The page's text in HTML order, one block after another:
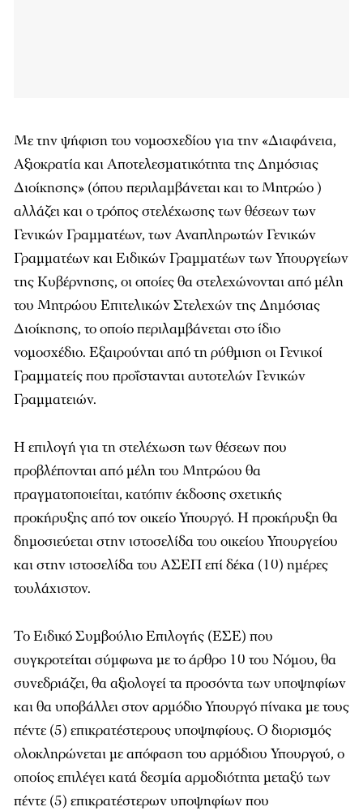
Με την ψήφιση του νομοσχεδίου για την «Διαφάνεια,
Αξιοκρατία και Αποτελεσματικότητα της Δημόσιας
Διοίκησης» (όπου περιλαμβάνεται και το Μητρώο )
αλλάζει και ο τρόπος στελέχωσης των θέσεων των
Γενικών Γραμματέων, των Αναπληρωτών Γενικών
Γραμματέων και Ειδικών Γραμματέων των Υπουργείων
της Κυβέρνησης, οι οποίες θα στελεχώνονται από μέλη
του Μητρώου Επιτελικών Στελεχών της Δημόσιας
Διοίκησης, το οποίο περιλαμβάνεται στο ίδιο
νομοσχέδιο. Εξαιρούνται από τη ρύθμιση οι Γενικοί
Γραμματείς που προΐστανται αυτοτελών Γενικών
Γραμματειών.
Η επιλογή για τη στελέχωση των θέσεων που
προβλέπονται από μέλη του Μητρώου θα
πραγματοποιείται, κατόπιν έκδοσης σχετικής
προκήρυξης από τον οικείο Υπουργό. Η προκήρυξη θα
δημοσιεύεται στην ιστοσελίδα του οικείου Υπουργείου
και στην ιστοσελίδα του ΑΣΕΠ επί δέκα (10) ημέρες
τουλάχιστον.
Το Ειδικό Συμβούλιο Επιλογής (ΕΣΕ) που
συγκροτείται σύμφωνα με το άρθρο 10 του Νόμου, θα
συνεδριάζει, θα αξιολογεί τα προσόντα των υποψηφίων
και θα υποβάλλει στον αρμόδιο Υπουργό πίνακα με τους
πέντε (5) επικρατέστερους υποψηφίους. Ο διορισμός
ολοκληρώνεται με απόφαση του αρμόδιου Υπουργού, ο
οποίος επιλέγει κατά δεσμία αρμοδιότητα μεταξύ των
πέντε (5) επικρατέστερων υποψηφίων που